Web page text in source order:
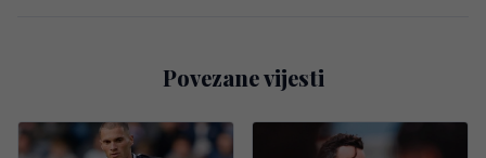
Povezane vijesti